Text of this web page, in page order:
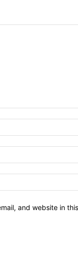
and website in